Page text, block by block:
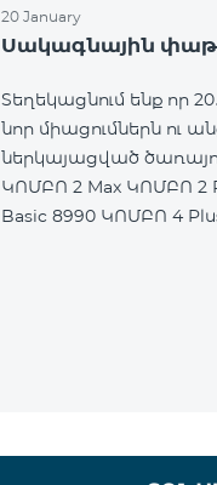
20 January
Սակագնային
Տեղեկացնում ենք որ
նոր միացումներն ու
ներկայացված
ԿՈՄԲՈ 2 Max ԿՈՄԲՈ 2
Basic 8990 ԿՈՄԲՈ 4